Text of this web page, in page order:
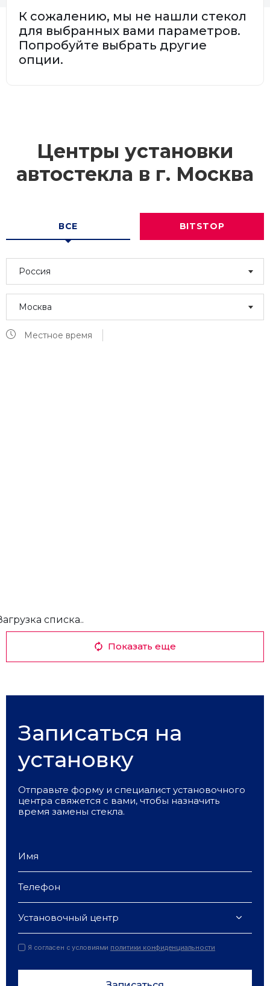
К сожалению, мы не нашли стекол
для выбранных вами параметров.
Попробуйте выбрать другие
опции.
Центры установки
автостекла в г. Москва
ВСЕ BITSTOP
Россия
Москва
Местное время
списка..
Показать еще
Записаться на
установку
Отправьте форму и специалист установочного
центра свяжется с вами, чтобы назначить
время замены стекла.
Установочный центр
Я согласен с условиями политики конфиденциальности